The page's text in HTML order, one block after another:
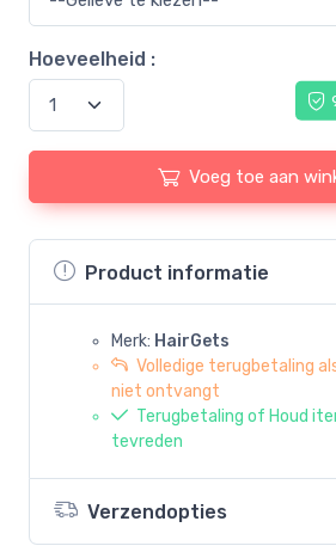
Hoeveelheid :
Voeg toe aan
Product informatie
Merk: HairGets
Volledige terugbetaling
niet ontvangt
Terugbetaling of Houd
tevreden
Verzendopties